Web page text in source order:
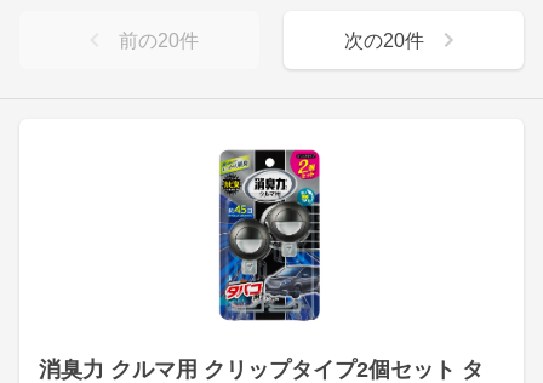
消臭力 クルマ用 クリップタイプ2個セット タ
前の20件 次の20件